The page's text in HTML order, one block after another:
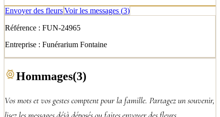
Envoyer des fleursVoir les messages (3)
Référence : FUN-24965
Entreprise : Funérarium Fontaine
Hommages(3)
Vos mots et vos gestes comptent pour la famille. Partagez un souvenir,